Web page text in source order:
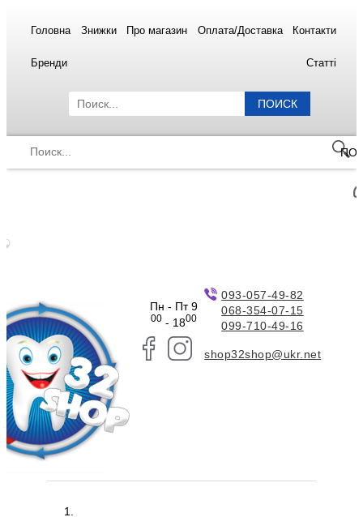
Головна Знижки Про магазин Оплата/Доставка Контакти
Бренди Статті
ПОИСК
Пн - Пт 9
00- 1800
093-057-49-82
068-354-07-15
099-710-49-16
shop32shop@ukr.net